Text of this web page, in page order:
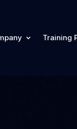
Training